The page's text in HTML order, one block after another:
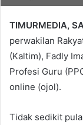
TIMURMEDIA,
perwakilan
(Kaltim), Fadly
Profesi Guru
online (ojol).
Tidak sedikit